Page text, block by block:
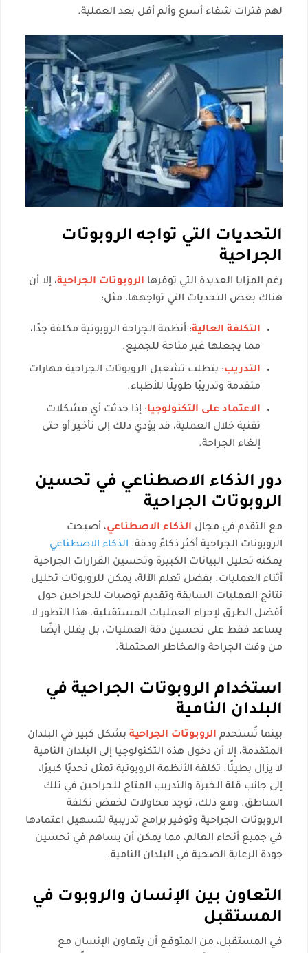
لهم فترات شفاء أسرع وألم أقل بعد العملية.
التحديات التي تواجه الروبوتات
الجراحية
رغم المزايا العديدة التي توفرها الروبوتات الجراحية، إلا أن
هناك بعض التحديات التي تواجهها، مثل:
التكلفة العالية: أنظمة الجراحة الروبوتية مكلفة جدًا،
مما يجعلها غير متاحة للجميع.
التدريب: يتطلب تشغيل الروبوتات الجراحية مهارات
متقدمة وتدريبًا طويلًا للأطباء.
الاعتماد على التكنولوجيا: إذا حدثت أي مشكلات
تقنية خلال العملية، قد يؤدي ذلك إلى تأخير أو حتى
إلغاء الجراحة.
دور الذكاء الاصطناعي في تحسين
الروبوتات الجراحية
مع التقدم في مجال الذكاء الاصطناعي، أصبحت
الروبوتات الجراحية أكثر ذكاءً ودقة. الذكاء الاصطناعي
يمكنه تحليل البيانات الكبيرة وتحسين القرارات الجراحية
أثناء العمليات. بفضل تعلم الآلة، يمكن للروبوتات تحليل
نتائج العمليات السابقة وتقديم توصيات للجراحين حول
أفضل الطرق لإجراء العمليات المستقبلية. هذا التطور لا
يساعد فقط على تحسين دقة العمليات، بل يقلل أيضًا
من وقت الجراحة والمخاطر المحتملة.
استخدام الروبوتات الجراحية في
البلدان النامية
بينما تُستخدم الروبوتات الجراحية بشكل كبير في البلدان
المتقدمة، إلا أن دخول هذه التكنولوجيا إلى البلدان النامية
لا يزال بطيئًا. تكلفة الأنظمة الروبوتية تمثل تحديًا كبيرًا،
إلى جانب قلة الخبرة والتدريب المتاح للجراحين في تلك
المناطق. ومع ذلك، توجد محاولات لخفض تكلفة
الروبوتات الجراحية وتوفير برامج تدريبية لتسهيل اعتمادها
في جميع أنحاء العالم، مما يمكن أن يساهم في تحسين
جودة الرعاية الصحية في البلدان النامية.
التعاون بين الإنسان والروبوت في
المستقبل
في المستقبل، من المتوقع أن يتعاون الإنسان مع